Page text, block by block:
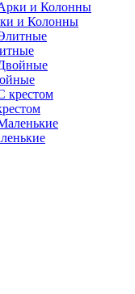
и Колонны